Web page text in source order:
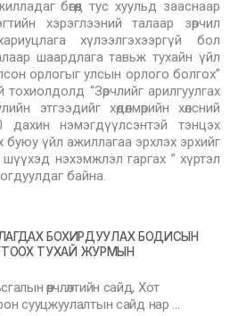
бөгөөд тус хуульд зааснаар
хэрэглээний талаар зөрчил
хүлээлгэхээргүй бол
шаардлага тавьж тухайн үйл
орлогыг улсын орлого болгох”
тохиолдолд “Зөрчлийг арилгуулгах
этгээдийг хөдөлмөрийн хөлсний
нэмэгдүүлсэнтэй тэнцэх
буюу үйл ажиллагаа эрхлэх эрхийг
нэхэмжлэл гаргах ” хүртэл
байна.
БОХИРДУУЛАХ БОДИСЫН
ТУХАЙ ЖУРМЫН
өөрчлөлтийн сайд, Хот
сууцжуулалтын сайд нар …